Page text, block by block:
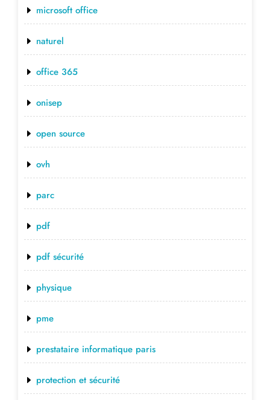
microsoft office
naturel
office 365
onisep
open source
ovh
parc
pdf
pdf sécurité
physique
pme
prestataire informatique paris
protection et sécurité